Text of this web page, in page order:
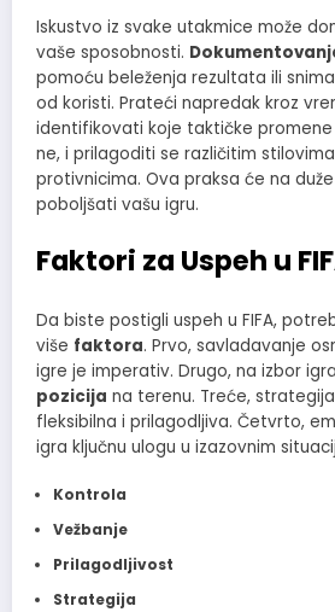
Iskustvo iz svake utakmice može
vaše sposobnosti.
pomoću beleženja rezultata ili
od koristi. Prateći napredak kroz
identifikovati koje taktičke promene
ne, i prilagoditi se različitim
protivnicima. Ova praksa će na
poboljšati vašu igru.
Faktori za Uspeh u
Da biste postigli uspeh u FIFA,
više faktora. Prvo, savladavanje
igre je imperativ. Drugo, na izbor
pozicija na terenu. Treće,
fleksibilna i prilagodljiva. Četvrto,
igra ključnu ulogu u izazovnim
Kontrola
Vežbanje
Prilagodljivost
Strategija